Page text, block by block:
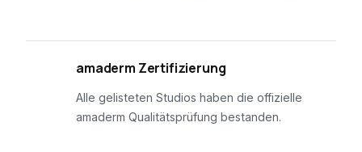
amaderm Zertifizierung
Alle gelisteten Studios haben die offizielle
amaderm Qualitätsprüfung bestanden.